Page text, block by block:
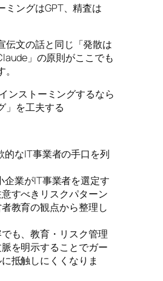
ミングはGPT、精査は
伝文の話と同じ「発散は
」の原則がここでも
ンストーミングするなら
」を工夫する
的なIT事業者の手口を列
企業がIT事業者を選定す
すべきリスクパターン
教育の観点から整理し
も、教育・リスク管理
を明示することでガー
に抵触しにくくなりま